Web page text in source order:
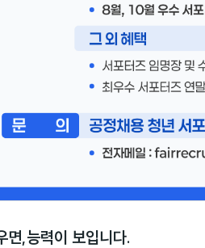
면,능력이 보입니다.